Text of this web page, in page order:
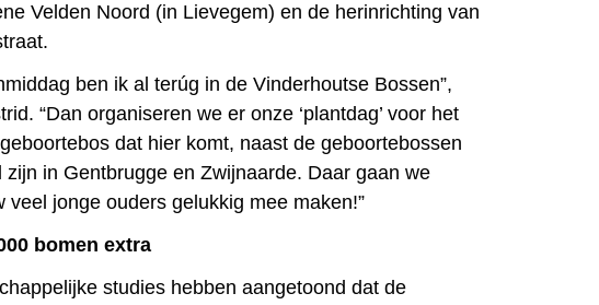
Velden Noord (in Lievegem) en de herinrichting van
ben ik al terúg in de Vinderhoutse Bossen”,
“Dan organiseren we er onze ‘plantdag’ voor het
dat hier komt, naast de geboortebossen
zijn in Gentbrugge en Zwijnaarde. Daar gaan we
veel jonge ouders gelukkig mee maken!”
bomen extra
studies hebben aangetoond dat de